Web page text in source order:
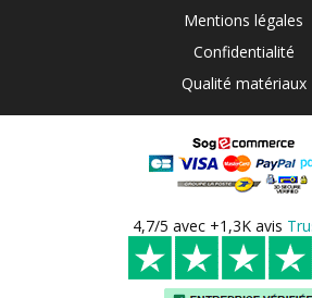
Mentions légales
Confidentialité
Qualité matériaux
4,7/5 avec +1,3K avis